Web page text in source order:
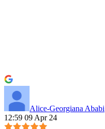
Alice-Georgiana Ababi
12:59 09 Apr 24